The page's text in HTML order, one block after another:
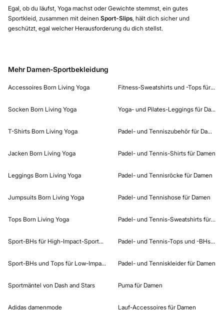
Egal, ob du läufst, Yoga machst oder Gewichte stemmst, ein gutes
Sportkleid, zusammen mit deinen Sport-Slips, hält dich sicher und
geschützt, egal welcher Herausforderung du dich stellst.
Mehr Damen-Sportbekleidung
Accessoires Born Living Yoga
Socken Born Living Yoga
T-Shirts Born Living Yoga
Jacken Born Living Yoga
Leggings Born Living Yoga
Jumpsuits Born Living Yoga
Tops Born Living Yoga
Sport-BHs für High-Impact-Sportarten
Sport-BHs und Tops für Low-Impact-Sportarten
Sportmäntel von Dash and Stars
Adidas damenmode
Fitness-Sweatshirts und -Tops für
Yoga- und Pilates-Leggings für Damen
Padel- und Tenniszubehör für Damen
Padel- und Tennis-Shirts für Damen
Padel- und Tennisröcke für Damen
Padel- und Tennishose für Damen
Padel- und Tennis-Sweatshirts für
Padel- und Tennis-Tops und -BHs für
Padel- und Tenniskleider für Damen
Puma für Damen
Lauf-Accessoires für Damen